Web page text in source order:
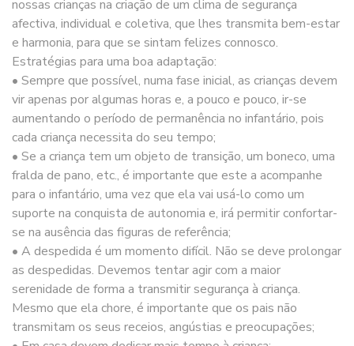
nossas crianças na criação de um clima de segurança
afectiva, individual e coletiva, que lhes transmita bem-estar
e harmonia, para que se sintam felizes connosco.
Estratégias para uma boa adaptação:
• Sempre que possível, numa fase inicial, as crianças devem
vir apenas por algumas horas e, a pouco e pouco, ir-se
aumentando o período de permanência no infantário, pois
cada criança necessita do seu tempo;
• Se a criança tem um objeto de transição, um boneco, uma
fralda de pano, etc., é importante que este a acompanhe
para o infantário, uma vez que ela vai usá-lo como um
suporte na conquista de autonomia e, irá permitir confortar-
se na ausência das figuras de referência;
• A despedida é um momento difícil. Não se deve prolongar
as despedidas. Devemos tentar agir com a maior
serenidade de forma a transmitir segurança à criança.
Mesmo que ela chore, é importante que os pais não
transmitam os seus receios, angústias e preocupações;